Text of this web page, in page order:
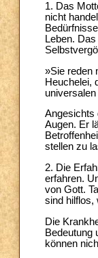
1. Das
nicht
Leben.
»Sie reden
Heuchelei,
Angesichts
Augen. Er
stellen zu
2. Die
erfahren.
von Gott.
sind hilflos,
Die
Bedeutung
können